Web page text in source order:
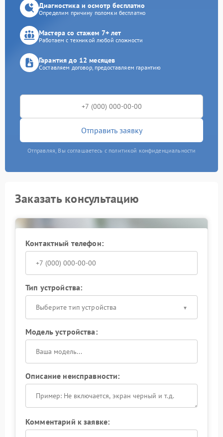
Диагностика и осмотр бесплатно
Определим причину поломки бесплатно
Мастера со стажем 7+ лет
Работаем с техникой любой сложности
Гарантия до 12 месяцев
Составляем договор, предоставляем гарантию
Отправить заявку
Отправляя, Вы соглашаетесь с политикой конфиденциальности
Заказать консультацию
Контактный телефон:
Тип устройства:
Выберите тип устройства
Модель устройства:
Описание неисправности:
Комментарий к заявке: